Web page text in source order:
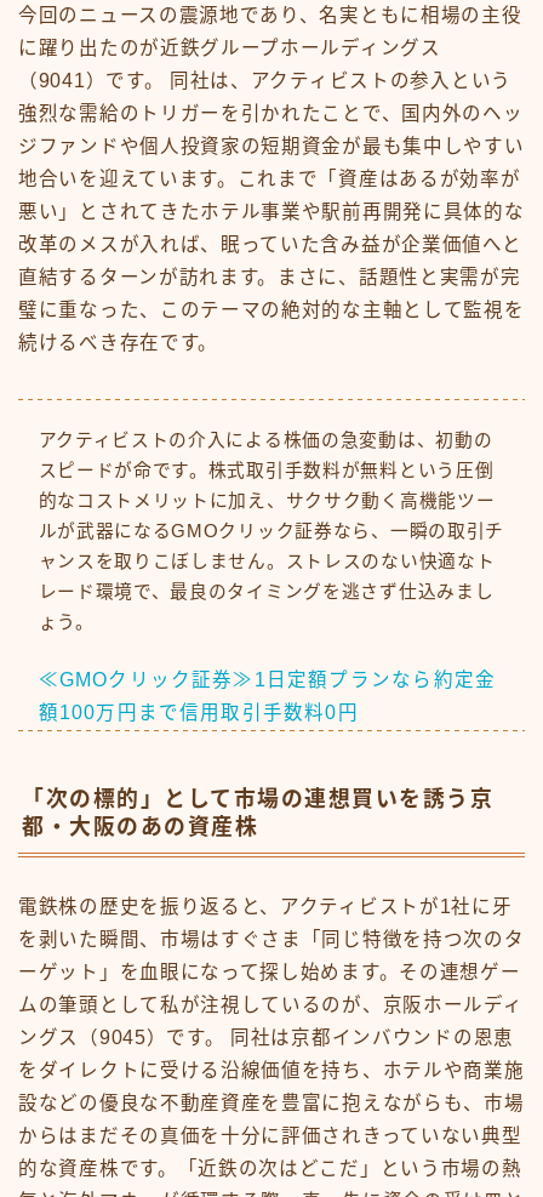
今回のニュースの震源地であり、名実ともに相場の主役
に躍り出たのが近鉄グループホールディングス
（9041）です。 同社は、アクティビストの参入という
強烈な需給のトリガーを引かれたことで、国内外のヘッ
ジファンドや個人投資家の短期資金が最も集中しやすい
地合いを迎えています。これまで「資産はあるが効率が
悪い」とされてきたホテル事業や駅前再開発に具体的な
改革のメスが入れば、眠っていた含み益が企業価値へと
直結するターンが訪れます。まさに、話題性と実需が完
璧に重なった、このテーマの絶対的な主軸として監視を
続けるべき存在です。
アクティビストの介入による株価の急変動は、初動の
スピードが命です。株式取引手数料が無料という圧倒
的なコストメリットに加え、サクサク動く高機能ツー
ルが武器になるGMOクリック証券なら、一瞬の取引チ
ャンスを取りこぼしません。ストレスのない快適なト
レード環境で、最良のタイミングを逃さず仕込みまし
ょう。
≪GMOクリック証券≫1日定額プランなら約定金
額100万円まで信用取引手数料0円
「次の標的」として市場の連想買いを誘う京
都・大阪のあの資産株
電鉄株の歴史を振り返ると、アクティビストが1社に牙
を剥いた瞬間、市場はすぐさま「同じ特徴を持つ次のタ
ーゲット」を血眼になって探し始めます。その連想ゲー
ムの筆頭として私が注視しているのが、京阪ホールディ
ングス（9045）です。 同社は京都インバウンドの恩恵
をダイレクトに受ける沿線価値を持ち、ホテルや商業施
設などの優良な不動産資産を豊富に抱えながらも、市場
からはまだその真価を十分に評価されきっていない典型
的な資産株です。「近鉄の次はどこだ」という市場の熱